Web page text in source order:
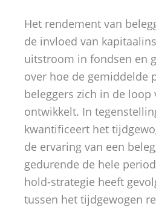
Het rendement van
de invloed van
uitstroom in fondsen en
over hoe de gemiddelde
beleggers zich in de loop
ontwikkelt. In
kwantificeert het
de ervaring van een
gedurende de hele
hold-strategie heeft
tussen het tijdgewogen